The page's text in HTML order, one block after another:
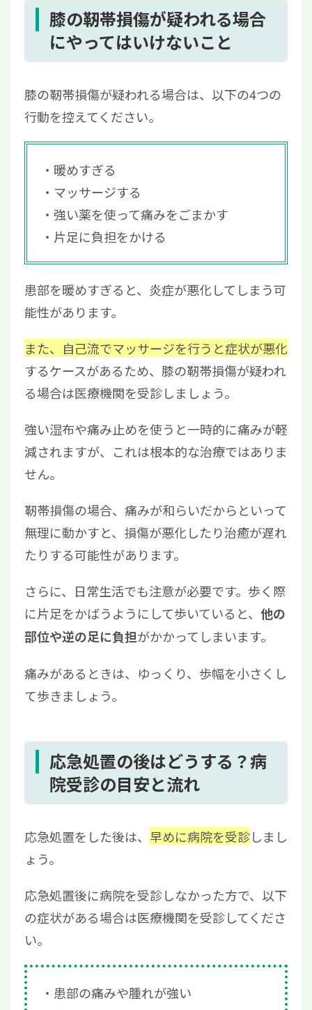
膝の靭帯損傷が疑われる場合
にやってはいけないこと
膝の靭帯損傷が疑われる場合は、以下の4つの
行動を控えてください。
暖めすぎる
マッサージする
強い薬を使って痛みをごまかす
片足に負担をかける
患部を暖めすぎると、炎症が悪化してしまう可
能性があります。
また、自己流でマッサージを行うと症状が悪化
するケースがあるため、膝の靭帯損傷が疑われ
る場合は医療機関を受診しましょう。
強い湿布や痛み止めを使うと一時的に痛みが軽
減されますが、これは根本的な治療ではありま
せん。
靭帯損傷の場合、痛みが和らいだからといって
無理に動かすと、損傷が悪化したり治癒が遅れ
たりする可能性があります。
さらに、日常生活でも注意が必要です。歩く際
に片足をかばうようにして歩いていると、 他の
部位や逆の足に負担がかかってしまいます。
痛みがあるときは、ゆっくり、歩幅を小さくし
て歩きましょう。
応急処置の後はどうする？病
院受診の目安と流れ
応急処置をした後は、 早めに病院を受診しまし
ょう。
応急処置後に病院を受診しなかった方で、以下
の症状がある場合は医療機関を受診してくださ
い。
患部の痛みや腫れが強い